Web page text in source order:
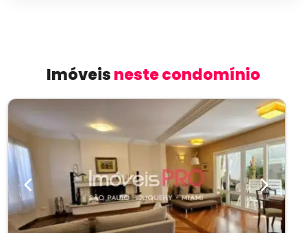
Imóveisneste condomínio
Previous Next